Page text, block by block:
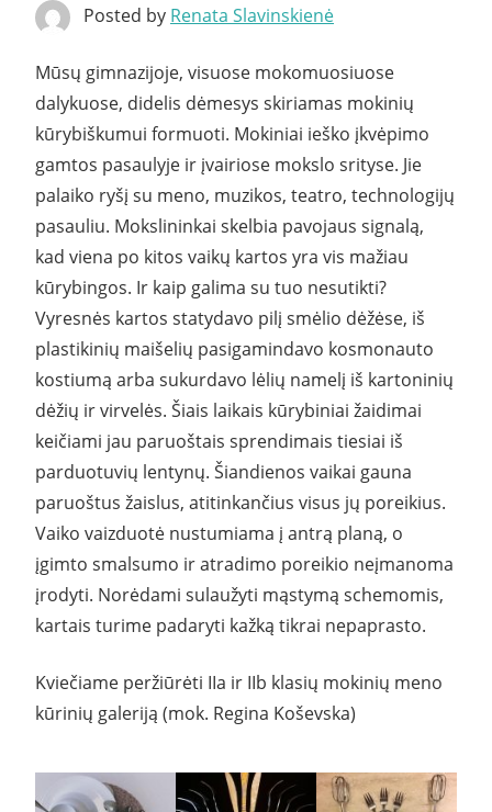
Posted by Renata Slavinskienė
Mūsų gimnazijoje, visuose mokomuosiuose
dalykuose, didelis dėmesys skiriamas mokinių
kūrybiškumui formuoti. Mokiniai ieško įkvėpimo
gamtos pasaulyje ir įvairiose mokslo srityse. Jie
palaiko ryšį su meno, muzikos, teatro, technologijų
pasauliu. Mokslininkai skelbia pavojaus signalą,
kad viena po kitos vaikų kartos yra vis mažiau
kūrybingos. Ir kaip galima su tuo nesutikti?
Vyresnės kartos statydavo pilį smėlio dėžėse, iš
plastikinių maišelių pasigamindavo kosmonauto
kostiumą arba sukurdavo lėlių namelį iš kartoninių
dėžių ir virvelės. Šiais laikais kūrybiniai žaidimai
keičiami jau paruoštais sprendimais tiesiai iš
parduotuvių lentynų. Šiandienos vaikai gauna
paruoštus žaislus, atitinkančius visus jų poreikius.
Vaiko vaizduotė nustumiama į antrą planą, o
įgimto smalsumo ir atradimo poreikio neįmanoma
įrodyti. Norėdami sulaužyti mąstymą schemomis,
kartais turime padaryti kažką tikrai nepaprasto.
Kviečiame peržiūrėti IIa ir IIb klasių mokinių meno
kūrinių galeriją (mok. Regina Koševska)